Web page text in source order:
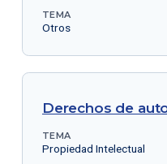
TEMA
Otros
Derechos de
TEMA
Propiedad Intelectual